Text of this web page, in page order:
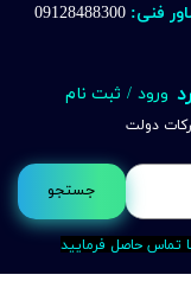
جستجو
فنی:
دولت
ورود / ثبت نام
تماس حاصل فرمایید